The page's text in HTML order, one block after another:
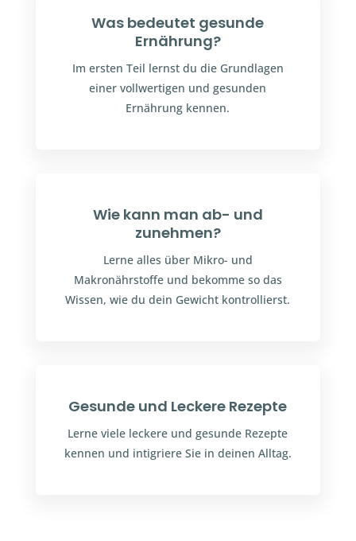
Was bedeutet gesunde
Ernährung?
Im ersten Teil lernst du die Grundlagen
einer vollwertigen und gesunden
Ernährung kennen.
Wie kann man ab- und
zunehmen?
Lerne alles über Mikro- und
Makronährstoffe und bekomme so das
Wissen, wie du dein Gewicht kontrollierst.
Gesunde und Leckere Rezepte
Lerne viele leckere und gesunde Rezepte
kennen und intigriere Sie in deinen Alltag.